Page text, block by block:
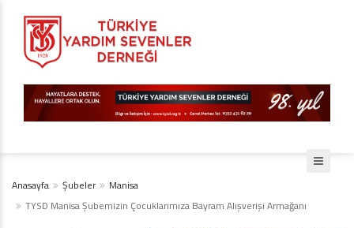
Anasayfa Şubeler
Manisa
TYSD Manisa Şubemizin Çocuklarımıza Bayram Alışverişi Armağanı